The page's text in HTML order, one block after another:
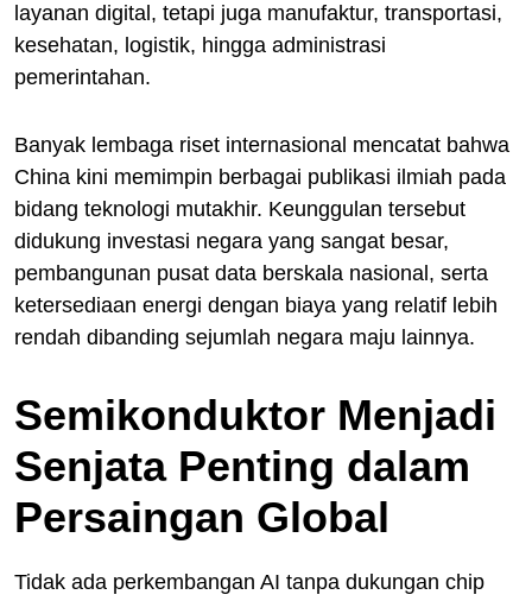
layanan digital, tetapi juga manufaktur, transportasi,
kesehatan, logistik, hingga administrasi
pemerintahan.
Banyak lembaga riset internasional mencatat bahwa
China kini memimpin berbagai publikasi ilmiah pada
bidang teknologi mutakhir. Keunggulan tersebut
didukung investasi negara yang sangat besar,
pembangunan pusat data berskala nasional, serta
ketersediaan energi dengan biaya yang relatif lebih
rendah dibanding sejumlah negara maju lainnya.
Semikonduktor Menjadi
Senjata Penting dalam
Persaingan Global
Tidak ada perkembangan AI tanpa dukungan chip